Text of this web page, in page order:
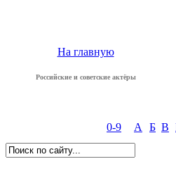
На главную
Российские и советские актёры
0-9 А Б В